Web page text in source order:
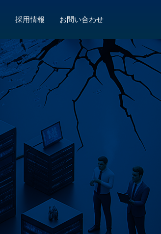
採用情報 お問い合わせ